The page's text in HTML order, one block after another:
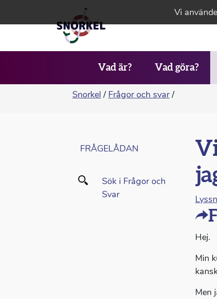
Vi
Vad är? Vad göra?
Snorkel / Frågor och svar /
FRÅGELÅDAN
Sök i Frågor och
Svar
Hej.
Min
Men